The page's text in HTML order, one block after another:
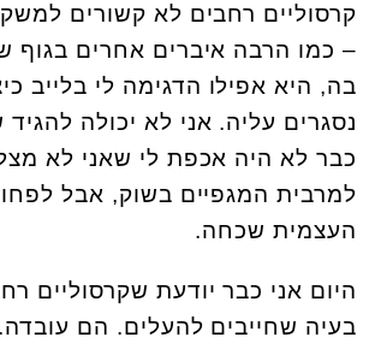
קרסוליים רחבים לא קשורים
– כמו הרבה איברים אחרים בגוף
בה, היא אפילו הדגימה לי בלייב
נסגרים עליה. אני לא יכולה
כבר לא היה אכפת לי שאני לא
למרבית המגפיים בשוק, אבל
העצמית שכחה.
היום אני כבר יודעת שקרסוליים
בעיה שחייבים להעלים. הם